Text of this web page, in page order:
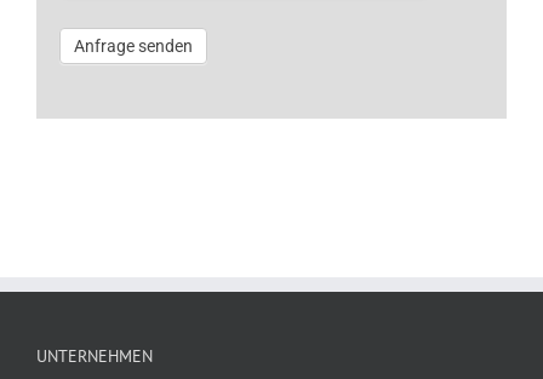
Anfrage senden
UNTERNEHMEN